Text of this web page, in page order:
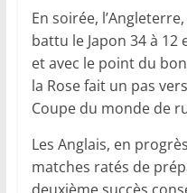
En soirée,
battu le Japon 34 à
et avec le point du
la Rose fait un pas
Coupe du monde de
Les Anglais, en
matches ratés de